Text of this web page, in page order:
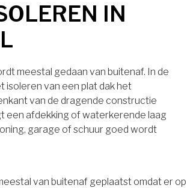
IN
meestal gedaan van buitenaf. In de
isoleren van een plat dak het
van de dragende constructie
een afdekking of waterkerende laag
garage of schuur goed wordt
van buitenaf geplaatst omdat er op